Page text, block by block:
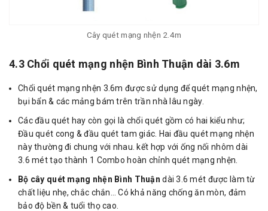
Cây quét mạng nhện 2.4m
4.3 Chổi quét mạng nhện Bình Thuận dài 3.6m
Chổi quét mạng nhện 3.6m được sử dụng để quét mạng nhện,
bụi bẩn & các mảng bám trên trần nhà lâu ngày.
Các đầu quét hay còn gọi là chổi quét gồm có hai kiểu như;
Đầu quét cong & đầu quét tam giác. Hai đầu quét mạng nhện
này thường đi chung với nhau. kết hợp với ống nối nhôm dài
3.6 mét tạo thành 1 Combo hoàn chỉnh quét mạng nhện.
Bộ cây quét mạng nhện Bình Thuận dài 3.6 mét được làm từ
chất liệu nhẹ, chắc chắn… Có khả năng chống ăn mòn, đảm
bảo độ bền & tuổi thọ cao.